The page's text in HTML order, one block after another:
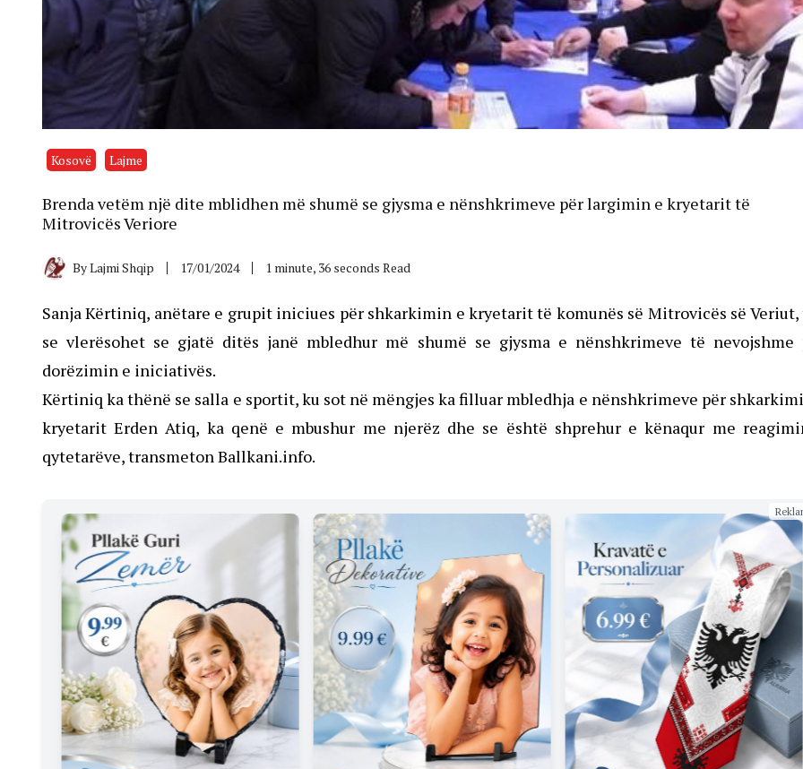
Kosovë Lajme
Brenda vetëm një dite mblidhen më shumë se gjysma e nënshkrimeve për largimin e kryetarit të
Mitrovicës Veriore
ByLajmi Shqip 17/01/2024 1 minute, 36 seconds Read
Sanja Kërtiniq, anëtare e grupit iniciues për shkarkimin e kryetarit të komunës së Mitrovicës së Veriut,
se vlerësohet se gjatë ditës janë mbledhur më shumë se gjysma e nënshkrimeve të nevojshme
dorëzimin e iniciativës.
Kërtiniq ka thënë se salla e sportit, ku sot në mëngjes ka filluar mbledhja e nënshkrimeve për
kryetarit Erden Atiq, ka qenë e mbushur me njerëz dhe se është shprehur e kënaqur me
qytetarëve, transmeton Ballkani.info.